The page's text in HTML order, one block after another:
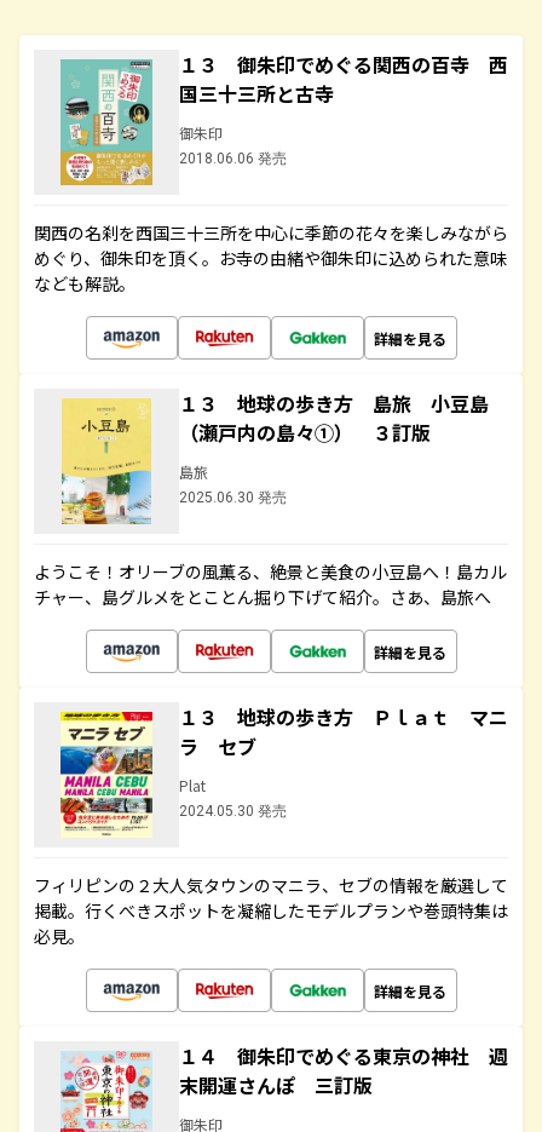
１３ 御朱印でめぐる関西の百寺 西
国三十三所と古寺
御朱印
2018.06.06 発売
関西の名刹を西国三十三所を中心に季節の花々を楽しみながら
めぐり、御朱印を頂く。お寺の由緒や御朱印に込められた意味
なども解説。
詳細を見る
１３ 地球の歩き方 島旅 小豆島
（瀬戸内の島々①） ３訂版
島旅
2025.06.30 発売
ようこそ！オリーブの風薫る、絶景と美食の小豆島へ！島カル
チャー、島グルメをとことん掘り下げて紹介。さあ、島旅へ
詳細を見る
１３ 地球の歩き方 Ｐｌａｔ マニ
ラ セブ
Plat
2024.05.30 発売
フィリピンの２大人気タウンのマニラ、セブの情報を厳選して
掲載。行くべきスポットを凝縮したモデルプランや巻頭特集は
必見。
詳細を見る
１４ 御朱印でめぐる東京の神社 週
末開運さんぽ 三訂版
御朱印